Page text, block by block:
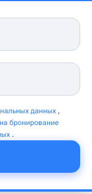
данных ,
бронирование
.